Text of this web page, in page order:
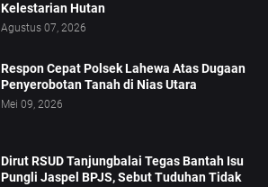
Kelestarian Hutan
Agustus 07, 2026
Respon Cepat Polsek Lahewa Atas Dugaan
Penyerobotan Tanah di Nias Utara
Mei 09, 2026
Dirut RSUD Tanjungbalai Tegas Bantah Isu
Pungli Jaspel BPJS, Sebut Tuduhan Tidak